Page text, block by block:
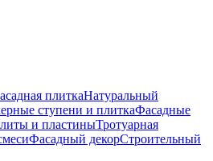
плиткаНатуральный
ступени и плиткаФасадные
и пластиныТротуарная
Фасадный декорСтроительный